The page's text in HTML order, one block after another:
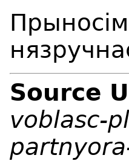
Source
voblasc-